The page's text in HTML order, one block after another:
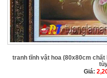
tranh tĩnh vật hoa (80x80cm
Giá: